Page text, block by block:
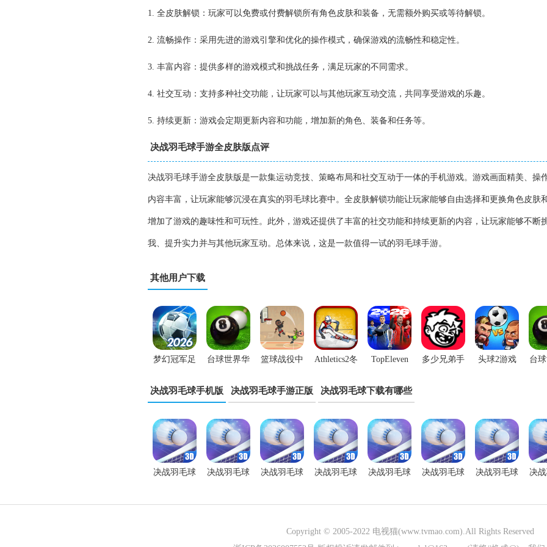
1. 全皮肤解锁：玩家可以免费或付费解锁所有角色皮肤和装备，无需额外购买或等待解锁。
2. 流畅操作：采用先进的游戏引擎和优化的操作模式，确保游戏的流畅性和稳定性。
3. 丰富内容：提供多样的游戏模式和挑战任务，满足玩家的不同需求。
4. 社交互动：支持多种社交功能，让玩家可以与其他玩家互动交流，共同享受游戏的乐趣。
5. 持续更新：游戏会定期更新内容和功能，增加新的角色、装备和任务等。
决战羽毛球手游全皮肤版点评
决战羽毛球手游全皮肤版是一款集运动竞技、策略布局和社交互动于一体的手机游戏。游戏画面精美、操作
内容丰富，让玩家能够沉浸在真实的羽毛球比赛中。全皮肤解锁功能让玩家能够自由选择和更换角色皮肤
增加了游戏的趣味性和可玩性。此外，游戏还提供了丰富的社交功能和持续更新的内容，让玩家能够不断
我、提升实力并与其他玩家互动。总体来说，这是一款值得一试的羽毛球手游。
其他用户下载
梦幻冠军足
球小米版
台球世界华
为版
篮球战役中
文版
Athletics2冬
季运动完整
(Athletics2WinterSports)
TopEleven
官方版
多少兄弟手 头球2游戏 台
决战羽毛球手机版 决战羽毛球手游正版 决战羽毛球下载有哪些
决战羽毛球 决战羽毛球 决战羽毛球 决战羽毛球 决战羽毛球 决战羽毛球 决战羽毛球 决
Copyright © 2005-2022 电视猫(www.tvmao.com).All Rights Reserved